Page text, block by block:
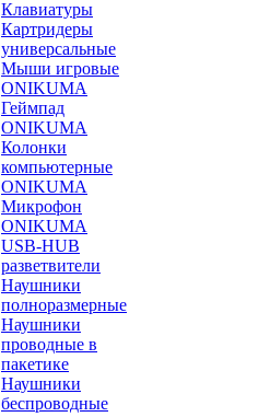
Клавиатуры
Картридеры
универсальные
Мыши игровые
ONIKUMA
Геймпад
ONIKUMA
Колонки
компьютерные
ONIKUMA
Микрофон
ONIKUMA
USB-HUB
разветвители
Наушники
полноразмерные
Наушники
проводные в
пакетике
Наушники
беспроводные